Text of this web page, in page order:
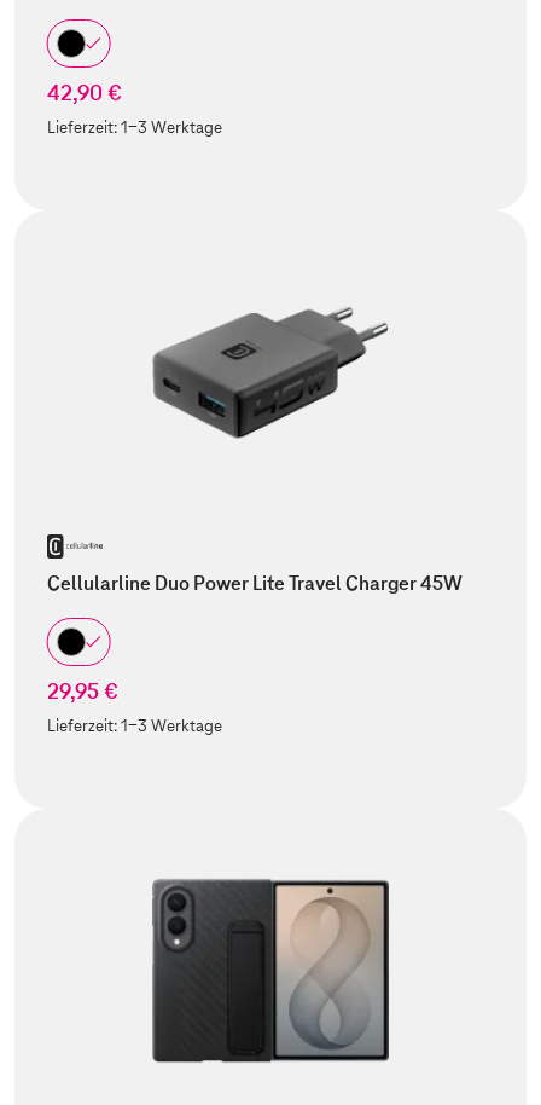
42,90 €
Lieferzeit:1-3 Werktage
Cellularline Duo Power Lite Travel Charger 45W
29,95 €
Lieferzeit:1-3 Werktage